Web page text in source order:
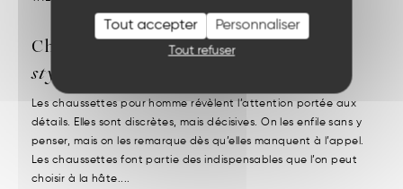
Tout accepter
Tout refuser
Personnaliser
Chaussettes pour homme :confort,
style et durabilité
Les chaussettes pour homme révèlent l’attention portée aux
détails. Elles sont discrètes, mais décisives. On les enfile sans y
penser, mais on les remarque dès qu’elles manquent à l’appel.
Les chaussettes font partie des indispensables que l’on peut
choisir à la hâte....